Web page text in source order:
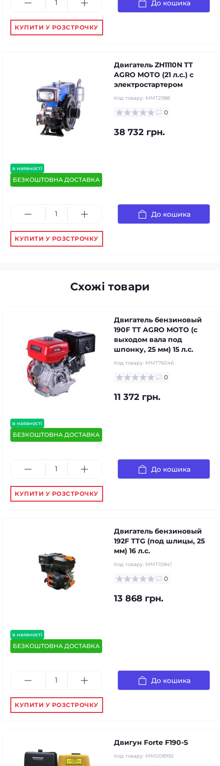
До кошика
КУПИТИ У РОЗСТРОЧКУ
в наявності
БЕЗКОШТОВНА ДОСТАВКА
Двигатель ZH1110N TT
AGRO MOTO (21 л.с.) с
электростартером
Код товару: MMT2988
0
38 732 грн.
До кошика
КУПИТИ У РОЗСТРОЧКУ
Схожі товари
в наявності
БЕЗКОШТОВНА ДОСТАВКА
Двигатель бензиновый
190F TT AGRO MOTO (с
выходом вала под
шпонку, 25 мм) 15 л.с.
Код товару: MMT76046
0
11 372 грн.
До кошика
КУПИТИ У РОЗСТРОЧКУ
в наявності
БЕЗКОШТОВНА ДОСТАВКА
Двигатель бензиновый
192F TTG (под шлицы, 25
мм) 16 л.с.
Код товару: MMT10841
0
13 868 грн.
До кошика
КУПИТИ У РОЗСТРОЧКУ
Двигун Forte F190-S
Код товару: MM008992